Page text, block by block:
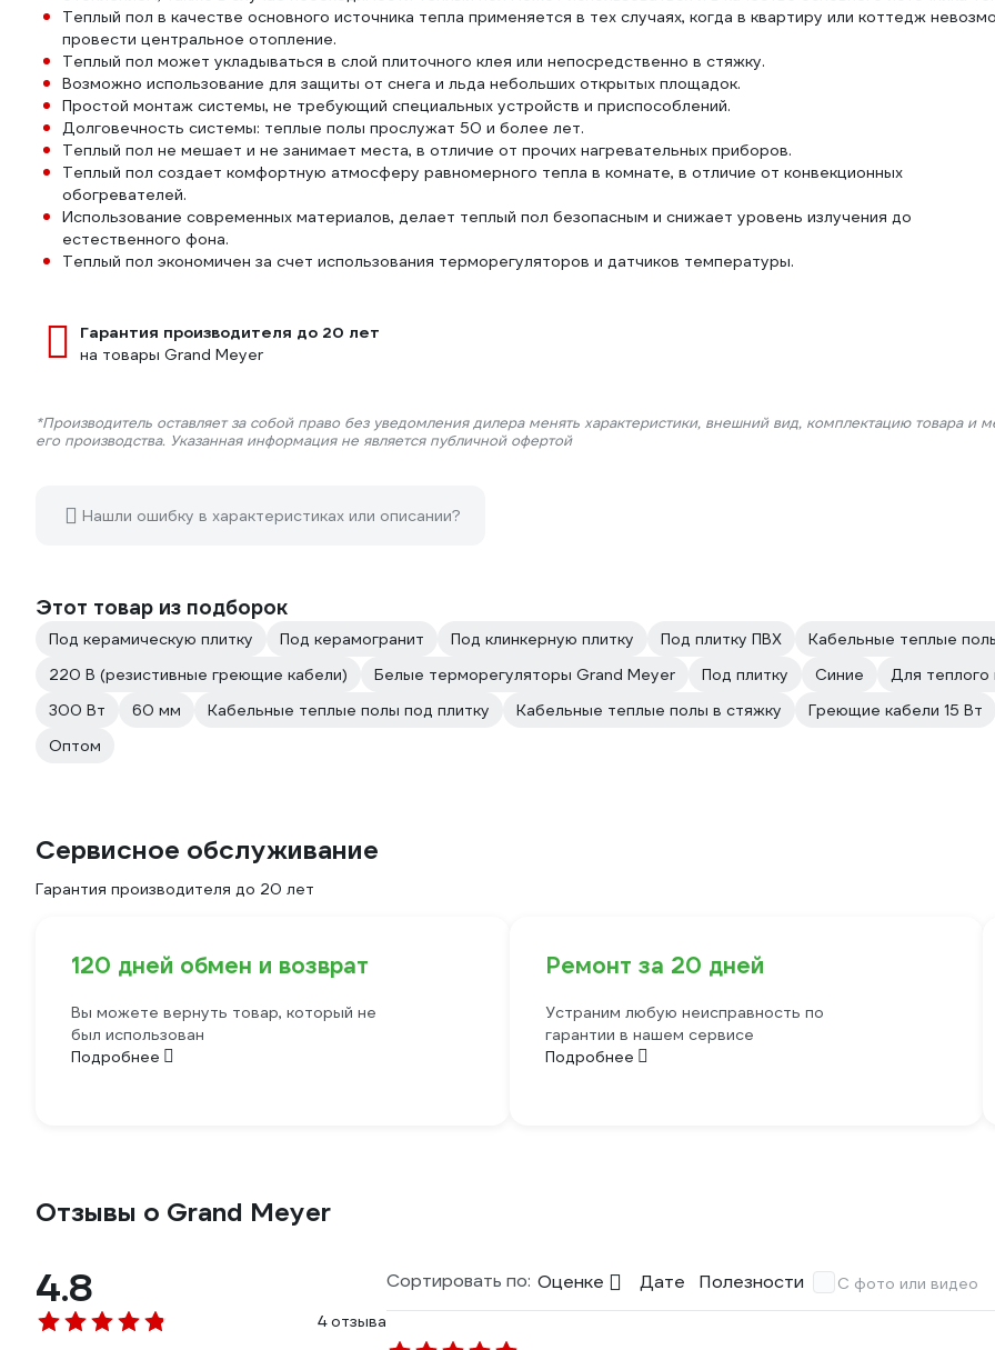
Теплый пол в качестве основного источника тепла применяется в тех случаях, когда в квартиру или коттедж
провести центральное отопление.
Теплый пол может укладываться в слой плиточного клея или непосредственно в стяжку.
Возможно использование для защиты от снега и льда небольших открытых площадок.
Простой монтаж системы, не требующий специальных устройств и приспособлений.
Долговечность системы: теплые полы прослужат 50 и более лет.
Теплый пол не мешает и не занимает места, в отличие от прочих нагревательных приборов.
Теплый пол создает комфортную атмосферу равномерного тепла в комнате, в отличие от конвекционных
обогревателей.
Использование современных материалов, делает теплый пол безопасным и снижает уровень излучения до
естественного фона.
Теплый пол экономичен за счет использования терморегуляторов и датчиков температуры.
Гарантия производителя до 20 лет
на товары Grand Meyer
*Производитель оставляет за собой право без уведомления дилера менять характеристики, внешний вид, комплектацию товара и
его производства. Указанная информация не является публичной офертой
Нашли ошибку в характеристиках или описании?
Этот товар из подборок
Под керамическую плитку Под керамогранит Под клинкерную плитку Под плитку ПВХ Кабельные теплые
220 В (резистивные греющие кабели)
Белые терморегуляторы Grand Meyer Под плитку Синие Для теплого
300 Вт
60 мм Кабельные теплые полы под плитку Кабельные теплые полы в стяжку Греющие кабели 15 Вт
Оптом
Сервисное обслуживание
Гарантия производителя до 20 лет
120 дней обмен и возврат
Вы можете вернуть товар, который не
был использован
Подробнее
Ремонт за 20 дней
Устраним любую неисправность по
гарантии в нашем сервисе
Подробнее
Отзывы о Grand Meyer
4.8
4 отзыва
Сортировать по: Оценке Дате Полезности С фото или видео